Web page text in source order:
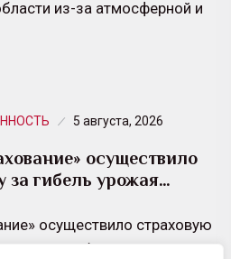
из-за атмосферной и
5 августа, 2026
осуществило
за гибель урожая…
осуществило страховую
4 млн рублей по договору